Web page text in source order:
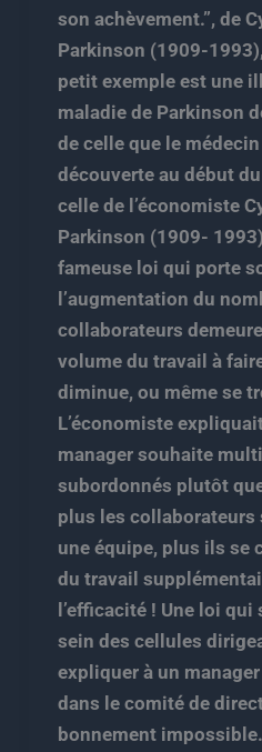
son achèvement.”, de
Parkinson (1909-
petit exemple est une
maladie de Parkinson
de celle que le
découverte au début
celle de l’économiste
Parkinson (1909-
fameuse loi qui porte
l’augmentation du
collaborateurs
volume du travail à
diminue, ou même se
L’économiste
manager souhaite
subordonnés plutôt
plus les collaborateurs
une équipe, plus ils se
du travail
l’efficacité ! Une loi qui
sein des cellules
expliquer à un manager
dans le comité de
bonnement